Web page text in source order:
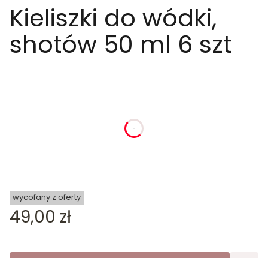
Kieliszki do wódki,
shotów 50 ml 6 szt
godziny
wycofany z oferty
Cena
49,00 zł